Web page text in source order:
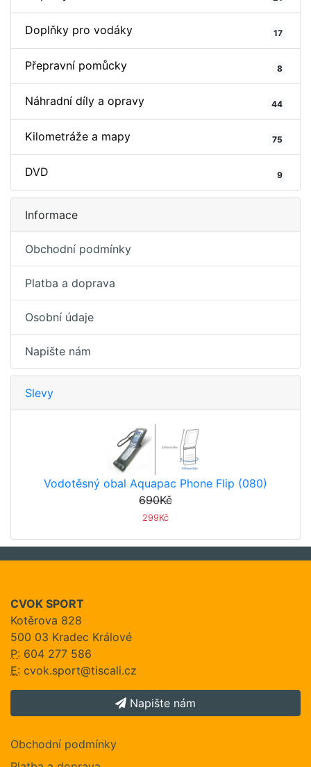
Doplňky pro vodáky 17
Přepravní pomůcky 8
Náhradní díly a opravy 44
Kilometráže a mapy 75
DVD 9
Informace
Obchodní podmínky
Platba a doprava
Osobní údaje
Napište nám
Slevy
Vodotěsný obal Aquapac Phone Flip (080)
690Kč
299Kč
CVOK SPORT
Kotěrova 828
500 03 Kradec Králové
P: 604 277 586
E: cvok.sport@tiscali.cz
Napište nám
Obchodní podmínky